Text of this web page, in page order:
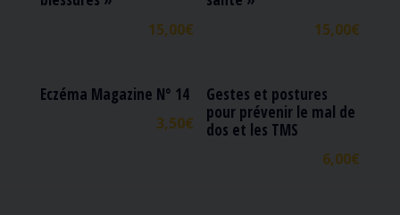
15,00€ 15,00€
Eczéma Magazine N° 14
3,50€
Gestes et postures
pour prévenir le mal de
dos et les TMS
6,00€